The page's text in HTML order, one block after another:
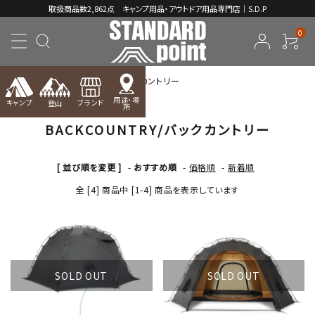
取扱商品数2,862点 キャンプ用品・アウトドア用品専門店｜S.D.P
0
キャンプ 登山 ブランド 用途・場
所
ACCOUNT MENU
person
INFORMATION
TOP BACKCOUNTRY/バックカントリー
BACKCOUNTRY/バックカントリー
[ 並び順を変更 ] - おすすめ順 - 価格順 - 新着順
全 [4] 商品中 [1-4] 商品を表示しています
SOLD OUT SOLD OUT